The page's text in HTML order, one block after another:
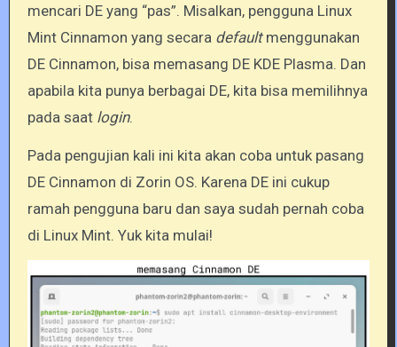
mencari DE yang “pas”. Misalkan, pengguna Linux
Mint Cinnamon yang secara default menggunakan
DE Cinnamon, bisa memasang DE KDE Plasma. Dan
apabila kita punya berbagai DE, kita bisa memilihnya
pada saat login.
Pada pengujian kali ini kita akan coba untuk pasang
DE Cinnamon di Zorin OS. Karena DE ini cukup
ramah pengguna baru dan saya sudah pernah coba
di Linux Mint. Yuk kita mulai!